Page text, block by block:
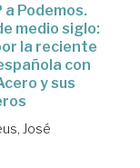
a Podemos.
medio siglo:
la reciente
con
y sus
José